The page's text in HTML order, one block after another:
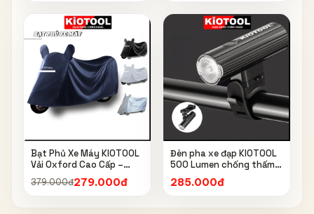
Bạt Phủ Xe Máy KIOTOOL
Vải Oxford Cao Cấp –
Chống Nắng, Chống Mưa,
Chống Bụi, Chống Tia UV,
379.000đ279.000đ
Đèn pha xe đạp KIOTOOL
500 Lumen chống thấm
nước IPX6 6603
285.000đ